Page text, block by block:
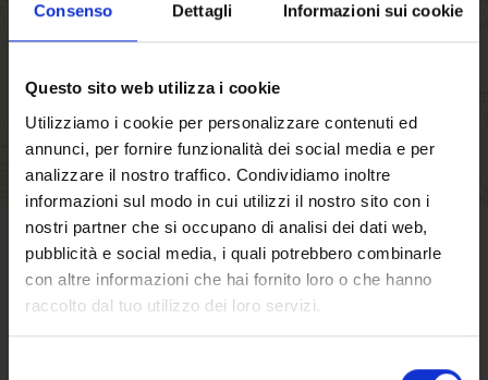
Consenso Dettagli Informazioni sui cookie
Questo sito web utilizza i cookie
Utilizziamo i cookie per personalizzare contenuti ed
annunci, per fornire funzionalità dei social media e per
analizzare il nostro traffico. Condividiamo inoltre
informazioni sul modo in cui utilizzi il nostro sito con i
nostri partner che si occupano di analisi dei dati web,
pubblicità e social media, i quali potrebbero combinarle
con altre informazioni che hai fornito loro o che hanno
raccolto dal tuo utilizzo dei loro servizi.
Number of seats
TERMS OF SALE
Click hereto find out terms and conditions